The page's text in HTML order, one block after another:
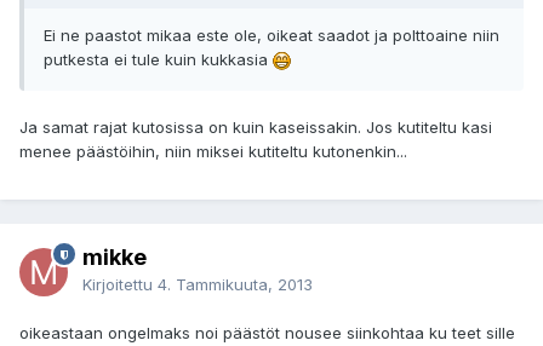
Ei ne paastot mikaa este ole, oikeat saadot ja polttoaine niin
putkesta ei tule kuin kukkasia
Ja samat rajat kutosissa on kuin kaseissakin. Jos kutiteltu kasi
menee päästöihin, niin miksei kutiteltu kutonenkin...
mikke
Kirjoitettu 4. Tammikuuta, 2013
oikeastaan ongelmaks noi päästöt nousee siinkohtaa ku teet sille